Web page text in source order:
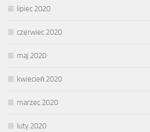
lipiec 2020
czerwiec 2020
maj 2020
kwiecień 2020
marzec 2020
luty 2020